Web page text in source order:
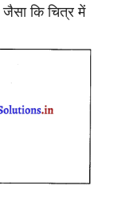
कि चित्र में